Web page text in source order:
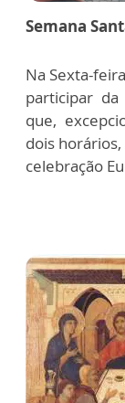
Semana
Na Sexta-
participar
que,
dois horários,
celebração